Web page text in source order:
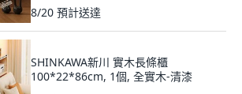
8/20 預計送達
SHINKAWA新川 實木長條櫃
100*22*86cm, 1個, 全實木-清漆